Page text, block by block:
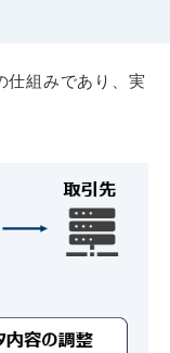
仕組みであり、実